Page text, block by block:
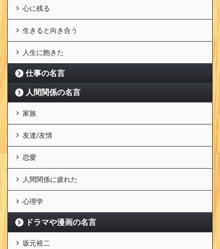
心に残る
生きると向き合う
人生に飽きた
仕事の名言
人間関係の名言
家族
友達/友情
恋愛
人間関係に疲れた
心理学
ドラマや漫画の名言
坂元裕二